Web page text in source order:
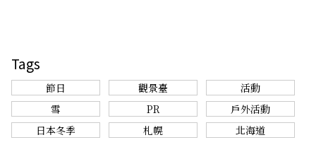
Tags
節日 觀景臺
活動
雪
PR
戶外活動
日本冬季
札幌 北海道